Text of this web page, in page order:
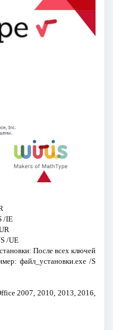
/IE
/UE
После всех ключей
файл_установки.exe /S
2007, 2010, 2013, 2016,